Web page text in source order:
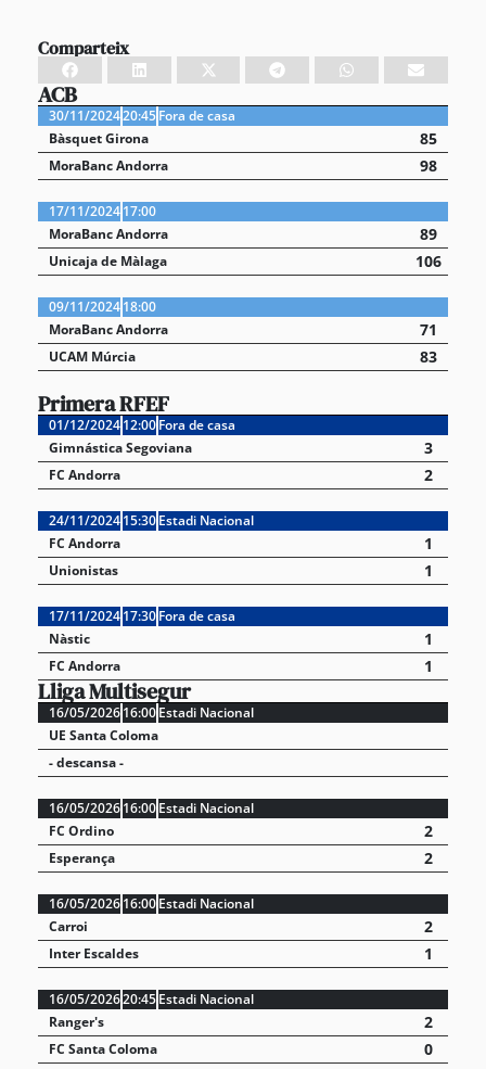
Comparteix
ACB
30/11/202420:45Fora de casa
Bàsquet Girona
85
MoraBanc Andorra 98
17/11/202417:00
MoraBanc Andorra
89
Unicaja de Màlaga 106
09/11/202418:00
MoraBanc Andorra
71
UCAM Múrcia 83
Primera RFEF
01/12/202412:00Fora de casa
Gimnástica Segoviana
3
FC Andorra 2
24/11/202415:30Estadi Nacional
FC Andorra
1
Unionistas 1
17/11/202417:30Fora de casa
Nàstic
1
FC Andorra 1
Lliga Multisegur
16/05/202616:00Estadi Nacional
UE Santa Coloma
- descansa -
16/05/202616:00Estadi Nacional
FC Ordino
2
Esperança 2
16/05/202616:00Estadi Nacional
Carroi
2
Inter Escaldes 1
16/05/202620:45Estadi Nacional
Ranger's
2
FC Santa Coloma 0